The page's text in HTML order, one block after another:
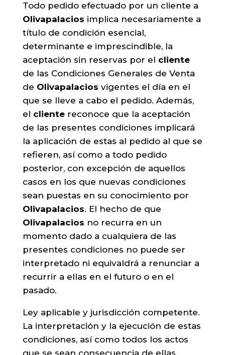
Todo pedido efectuado por un cliente a
Olivapalacios implica necesariamente a
título de condición esencial,
determinante e imprescindible, la
aceptación sin reservas por el cliente
de las Condiciones Generales de Venta
de Olivapalacios vigentes el día en el
que se lleve a cabo el pedido. Además,
el clientereconoce que la aceptación
de las presentes condiciones implicará
la aplicación de estas al pedido al que se
refieren, así como a todo pedido
posterior, con excepción de aquellos
casos en los que nuevas condiciones
sean puestas en su conocimiento por
Olivapalacios. El hecho de que
Olivapalacios no recurra en un
momento dado a cualquiera de las
presentes condiciones no puede ser
interpretado ni equivaldrá a renunciar a
recurrir a ellas en el futuro o en el
pasado.
Ley aplicable y jurisdicción competente.
La interpretación y la ejecución de estas
condiciones, así como todos los actos
que se sean consecuencia de ellas,